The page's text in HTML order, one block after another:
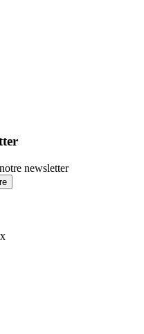
newsletter